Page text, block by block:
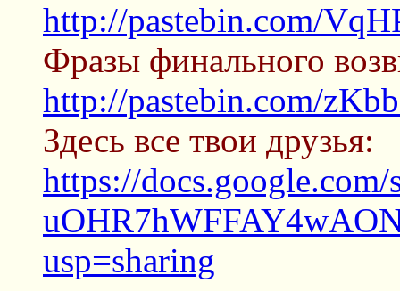
http://pastebin.com/
Фразы финального
http://pastebin.com/
Здесь все твои друзья:
https://
usp=sharing